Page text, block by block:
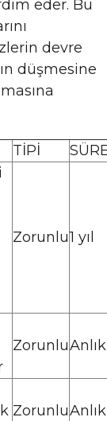
eder. Bu
devre
düşmesine
TİPİ
Zorunlu1 yıl
ZorunluAnlık
ZorunluAnlık